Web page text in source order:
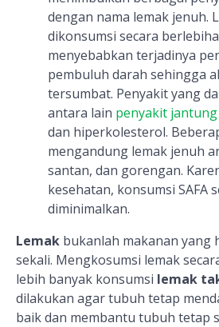
dengan nama lemak jenuh.
dikonsumsi secara
menyebabkan terjadinya
pembuluh darah sehingga
tersumbat. Penyakit yang
antara lain penyakit jantung
dan hiperkolesterol.
mengandung lemak jenuh
santan, dan gorengan.
kesehatan, konsumsi SAFA
diminimalkan.
Lemak bukanlah makanan yang
sekali. Mengkosumsi lemak
lebih banyak konsumsi lemak
dilakukan agar tubuh tetap
baik dan membantu tubuh tetap